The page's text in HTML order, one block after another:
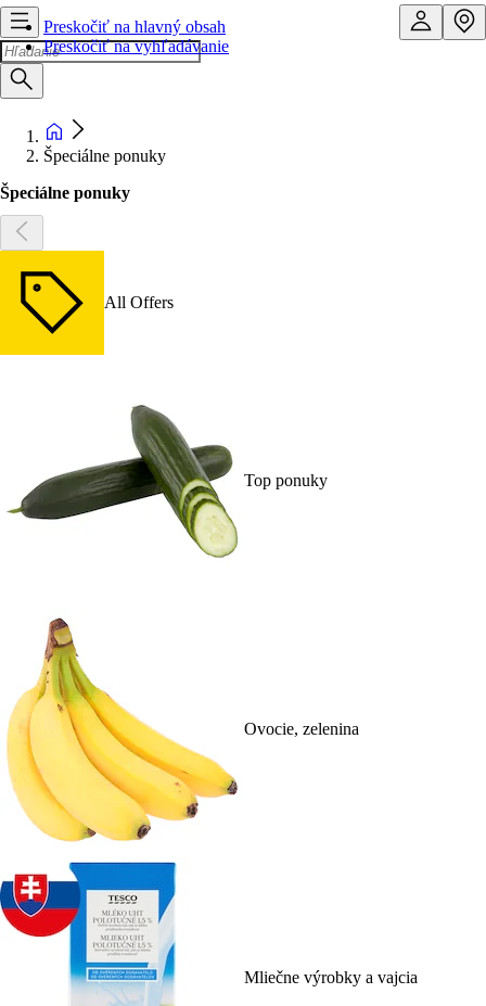
Preskočiť na hlavný obsah
Preskočiť na vyhľadávanie
Špeciálne ponuky
Špeciálne ponuky
All Offers
Top ponuky
Ovocie, zelenina
Mliečne výrobky a vajcia